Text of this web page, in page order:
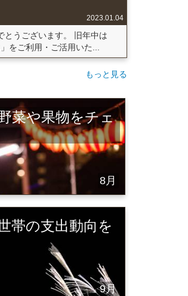
2023.01.04
とうございます。 旧年中は
をご利用・ご活用いた...
もっと見る
菜や果物をチェ
8月
帯の支出動向を
9月